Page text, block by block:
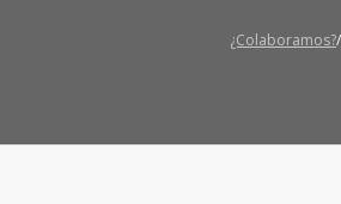
¿Colaboramos?